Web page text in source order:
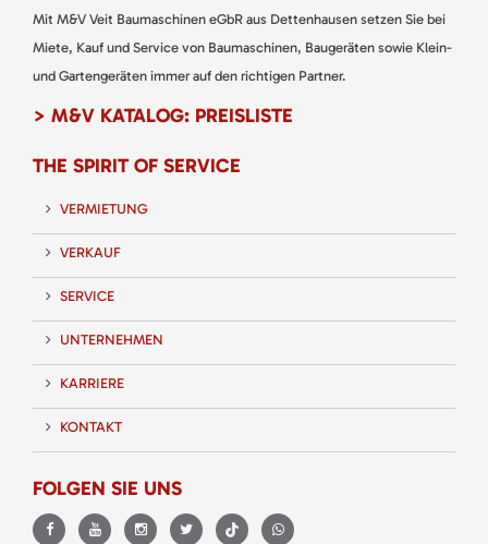
Mit M&V Veit Baumaschinen eGbR aus Dettenhausen setzen Sie bei
Miete, Kauf und Service von Baumaschinen, Baugeräten sowie Klein-
und Gartengeräten immer auf den richtigen Partner.
> M&V KATALOG: PREISLISTE
THE SPIRIT OF SERVICE
VERMIETUNG
VERKAUF
SERVICE
UNTERNEHMEN
KARRIERE
KONTAKT
FOLGEN SIE UNS